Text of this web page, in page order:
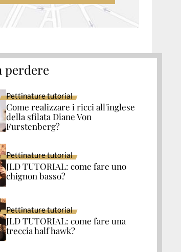
perdere
Pettinature tutorial
Come realizzare i ricci all'inglese
della sfilata Diane Von
Furstenberg?
Pettinature tutorial
JLD TUTORIAL: come fare uno
chignon basso?
Pettinature tutorial
JLD TUTORIAL: come fare una
treccia half hawk?